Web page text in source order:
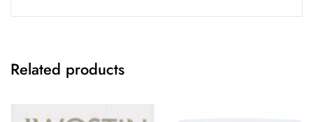
Related products